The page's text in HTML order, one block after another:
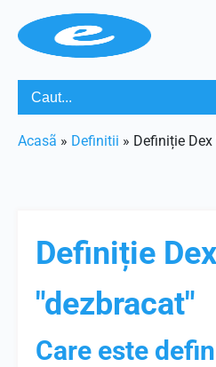
Acasã » Definitii » Definiție
Definiție Dex
"dezbracat"
Care este